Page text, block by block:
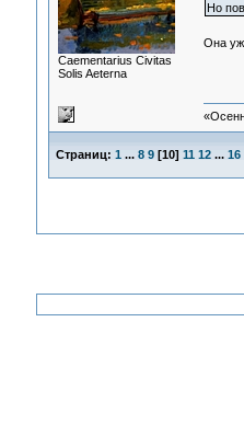
Сaementarius Civitas
Solis Aeterna
Но
Она
Страниц: 1 ... 8 9[10] 11 12 ... 16